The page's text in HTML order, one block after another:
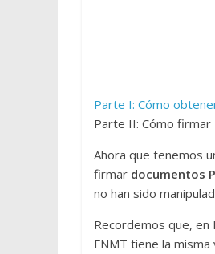
Parte I: Cómo
Parte II: Cómo firmar
Ahora que tenemos
firmar documentos
no han sido
Recordemos que, en
FNMT tiene la